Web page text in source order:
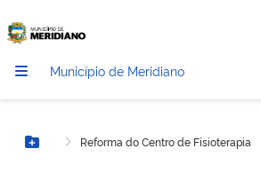
Município de Meridiano
Botão MenuReforma do Centro de Fisioterapia